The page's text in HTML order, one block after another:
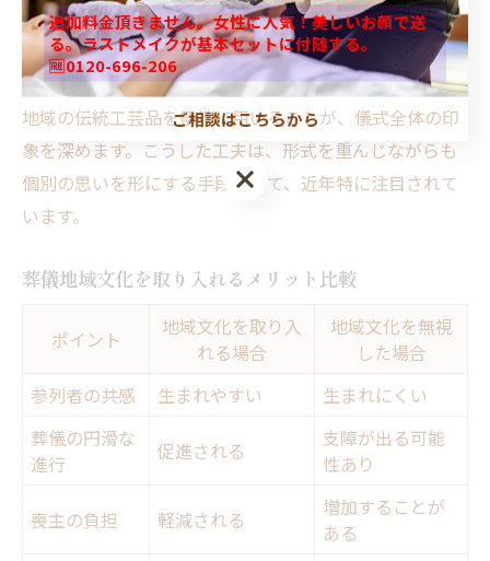
ぶ場が一層厳かで温かいものになります。
また、地域の自然や季節感を取り入れた演出も効果的で
す。八王子の豊かな自然環境を反映した花材の選定や、
地域の伝統工芸品を祭壇に用いることが、儀式全体の印
象を深めます。こうした工夫は、形式を重んじながらも
個別の思いを形にする手段として、近年特に注目されて
います。
葬儀地域文化を取り入れるメリット比較
ポイント
地域文化を取り入
れる場合
地域文化を無視
した場合
参列者の共感
生まれやすい
生まれにくい
葬儀の円滑な
進行
促進される
支障が出る可能
性あり
喪主の負担 軽減される
増加することが
ある
追加料金頂きません。女性に人気！美しいお顔で送
る。ラストメイクが基本セットに付随する。
🆓0120-696-206
ご相談はこちらから